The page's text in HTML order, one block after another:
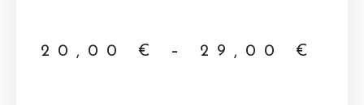
20,00 € – 29,00 €